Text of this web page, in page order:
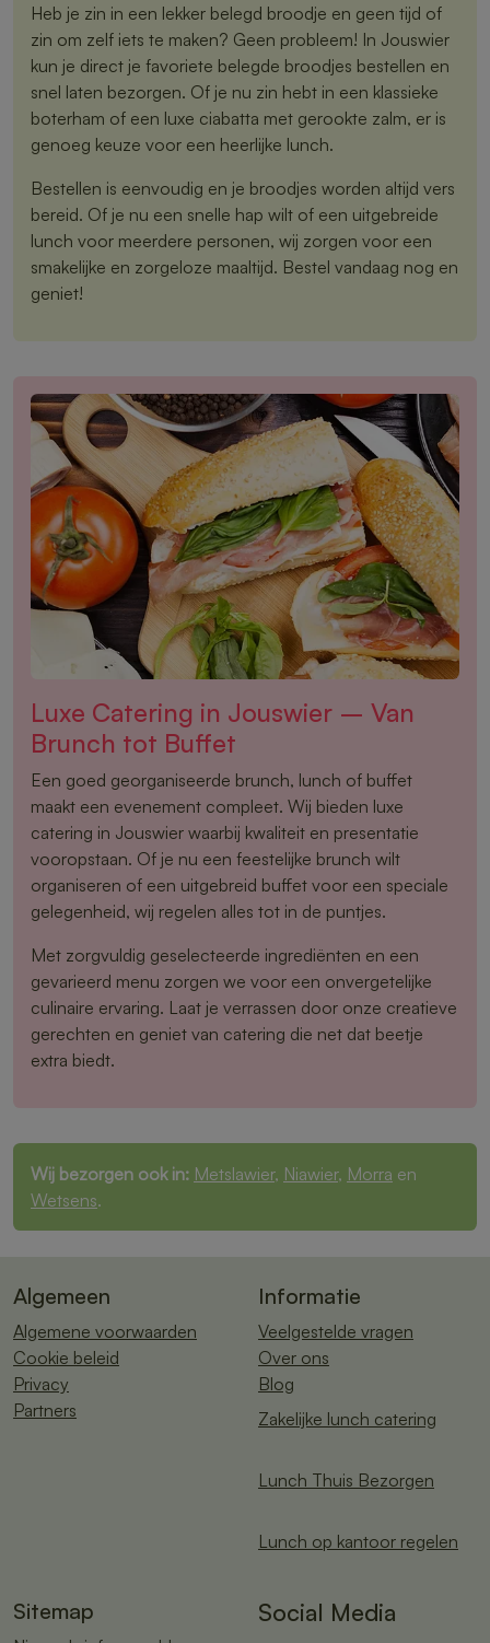
Heb je zin in een lekker belegd broodje en geen tijd of
zin om zelf iets te maken? Geen probleem! In Jouswier
kun je direct je favoriete belegde broodjes bestellen en
snel laten bezorgen. Of je nu zin hebt in een klassieke
boterham of een luxe ciabatta met gerookte zalm, er is
genoeg keuze voor een heerlijke lunch.
Bestellen is eenvoudig en je broodjes worden altijd vers
bereid. Of je nu een snelle hap wilt of een uitgebreide
lunch voor meerdere personen, wij zorgen voor een
smakelijke en zorgeloze maaltijd. Bestel vandaag nog en
geniet!
Luxe Catering in Jouswier – Van
Brunch tot Buffet
Een goed georganiseerde brunch, lunch of buffet
maakt een evenement compleet. Wij bieden luxe
catering in Jouswier waarbij kwaliteit en presentatie
vooropstaan. Of je nu een feestelijke brunch wilt
organiseren of een uitgebreid buffet voor een speciale
gelegenheid, wij regelen alles tot in de puntjes.
Met zorgvuldig geselecteerde ingrediënten en een
gevarieerd menu zorgen we voor een onvergetelijke
culinaire ervaring. Laat je verrassen door onze creatieve
gerechten en geniet van catering die net dat beetje
extra biedt.
Wij bezorgen ook in: Metslawier, Niawier, Morra en
Wetsens.
Algemeen
Algemene voorwaarden
Cookie beleid
Privacy
Partners
Informatie
Veelgestelde vragen
Over ons
Blog
Zakelijke lunch catering
Lunch Thuis Bezorgen
Lunch op kantoor regelen
Sitemap Social Media